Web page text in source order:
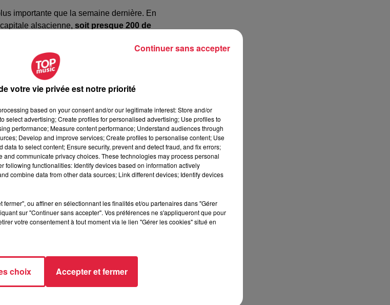
importante que la semaine dernière. En
alsacienne, soit presque 200 de
de manifester leur colère.
Gabriel Attal, de manière à décider si
donc pas avoir convaincu
lieu ce jeudi à partir de 14h sur
24h.
votre vie privée est notre priorité
based on your consent and/or our legitimate interest: Store and/or
select advertising; Create profiles for personalised advertising; Use profiles to
performance; Measure content performance; Understand audiences through
Develop and improve services; Create profiles to personalise content; Use
to select content; Ensure security, prevent and detect fraud, and fix errors;
communicate privacy choices. These technologies may process personal
following functionalities: Identify devices based on information actively
combine data from other data sources; Link different devices; Identify devices
ou affiner en sélectionnant les finalités et/ou partenaires dans "Gérer
sur "Continuer sans accepter". Vos préférences ne s'appliqueront que pour
votre consentement à tout moment via le lien "Gérer les cookies" situé en
choix Accepter et fermer
Continuer sans accepter